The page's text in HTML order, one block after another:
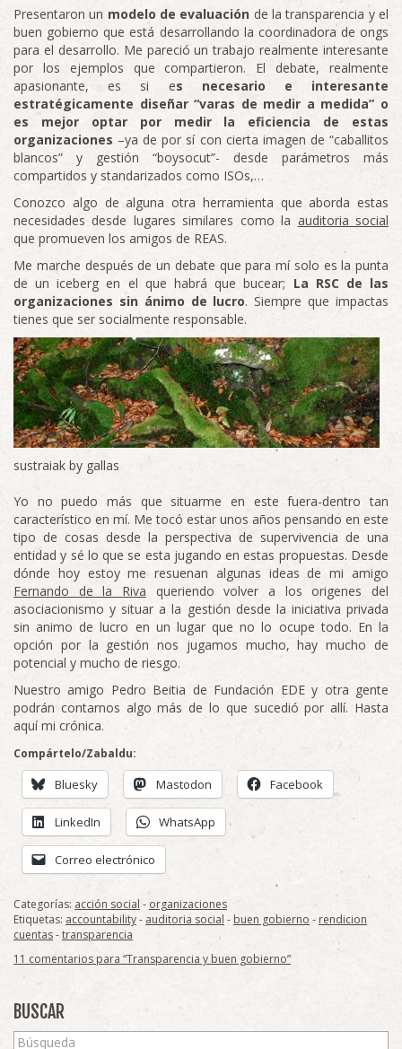
Presentaron un modelo de evaluación de la transparencia y el
buen gobierno que está desarrollando la coordinadora de ongs
para el desarrollo. Me pareció un trabajo realmente interesante
por los ejemplos que compartieron. El debate, realmente
apasionante, es si es necesario e interesante
estratégicamente diseñar “varas de medir a medida” o
es mejor optar por medir la eficiencia de estas
organizaciones –ya de por sí con cierta imagen de “caballitos
blancos” y gestión “boysocut”- desde parámetros más
compartidos y standarizados como ISOs,…
Conozco algo de alguna otra herramienta que aborda estas
necesidades desde lugares similares como la auditoria social
que promueven los amigos de REAS.
Me marche después de un debate que para mí solo es la punta
de un iceberg en el que habrá que bucear; La RSC de las
organizaciones sin ánimo de lucro. Siempre que impactas
tienes que ser socialmente responsable.
sustraiak by gallas
Yo no puedo más que situarme en este fuera-dentro tan
característico en mí. Me tocó estar unos años pensando en este
tipo de cosas desde la perspectiva de supervivencia de una
entidad y sé lo que se esta jugando en estas propuestas. Desde
dónde hoy estoy me resuenan algunas ideas de mi amigo
Fernando de la Riva queriendo volver a los origenes del
asociacionismo y situar a la gestión desde la iniciativa privada
sin animo de lucro en un lugar que no lo ocupe todo. En la
opción por la gestión nos jugamos mucho, hay mucho de
potencial y mucho de riesgo.
Nuestro amigo Pedro Beitia de Fundación EDE y otra gente
podrán contarnos algo más de lo que sucedió por allí. Hasta
aquí mi crónica.
Compártelo/Zabaldu:
Bluesky Mastodon Facebook
LinkedIn WhatsApp
Correo electrónico
Categorías: acción social - organizaciones
Etiquetas: accountability- auditoria social - buen gobierno - rendicion
cuentas-transparencia
11 comentarios para “Transparencia y buen gobierno”
BUSCAR